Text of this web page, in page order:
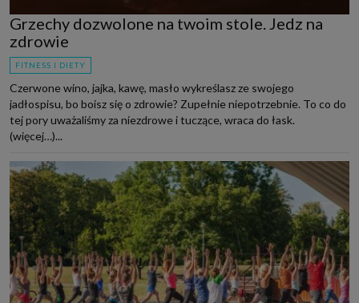
Grzechy dozwolone na twoim stole. Jedz na
zdrowie
FITNESS I DIETY
Czerwone wino, jajka, kawę, masło wykreślasz ze swojego
jadłospisu, bo boisz się o zdrowie? Zupełnie niepotrzebnie. To co do
tej pory uważaliśmy za niezdrowe i tuczące, wraca do łask.
(więcej…)...